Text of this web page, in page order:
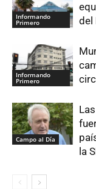
Informando
Primero
del
Informando
Primero
Campo al Día
la